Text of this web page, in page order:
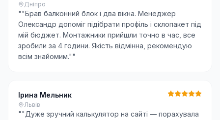
Дніпро
""Брав балконний блок і два вікна. Менеджер
Олександр допоміг підібрати профіль і склопакет під
мій бюджет. Монтажники прийшли точно в час, все
зробили за 4 години. Якість відмінна, рекомендую
всім знайомим.""
Ірина Мельник
Львів
""Дуже зручний калькулятор на сайті — порахувала